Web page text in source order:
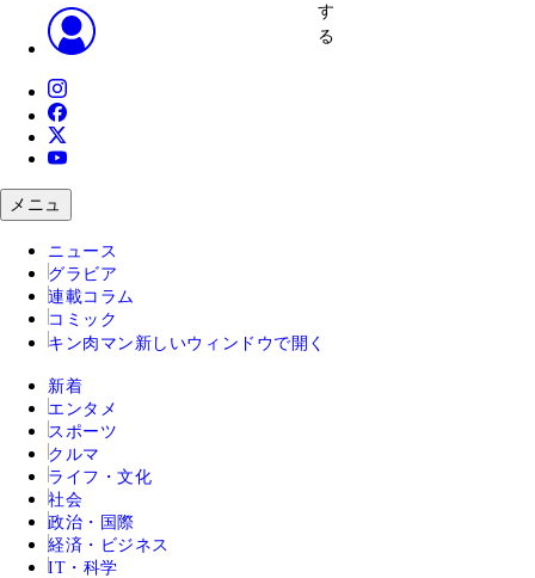
す
る
メニュ
ニュース
グラビア
連載コラム
コミック
キン肉マン 新しいウィンドウで開く
新着
エンタメ
スポーツ
クルマ
ライフ・文化
社会
政治・国際
経済・ビジネス
IT・科学